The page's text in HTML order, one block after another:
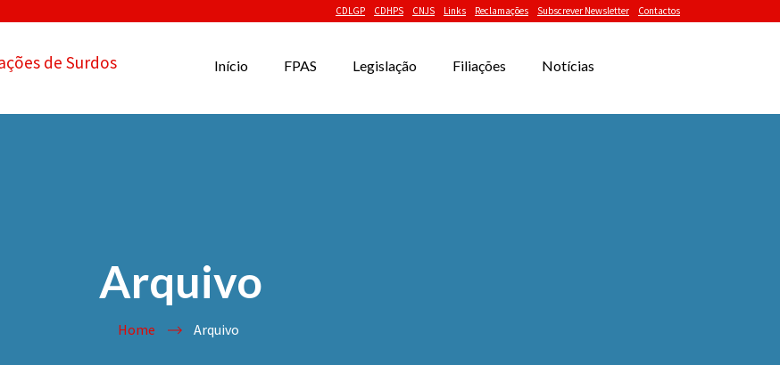
CDLGP CDHPS CNJS Links Reclamações Subscrever Newsletter Contactos
de Surdos Início FPAS Legislação Filiações Notícias
Arquivo
Home Arquivo